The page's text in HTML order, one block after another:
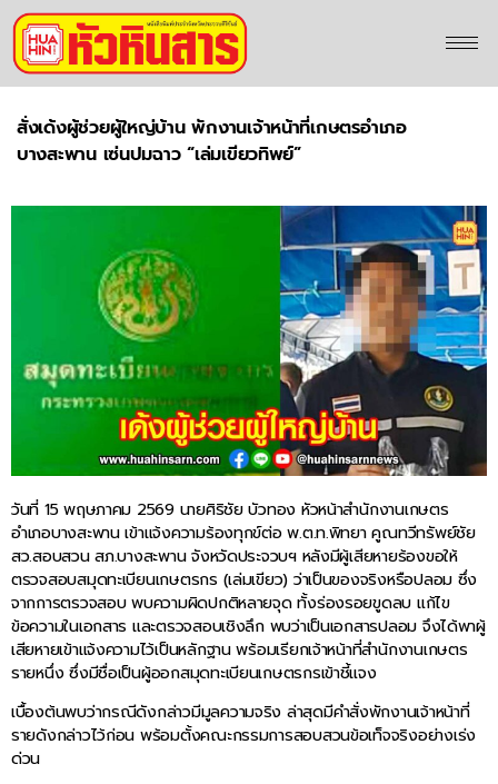
สั่งเด้งผู้ช่วยผู้ใหญ่บ้าน พักงานเจ้าหน้าที่เกษตรอำเภอ
บางสะพาน เซ่นปมฉาว “เล่มเขียวทิพย์”
วันที่ 15 พฤษภาคม 2569 นายศิริชัย บัวทอง หัวหน้าสำนักงานเกษตร
อำเภอบางสะพาน เข้าแจ้งความร้องทุกข์ต่อ พ.ต.ท.พิทยา คูณทวีทรัพย์ชัย
สว.สอบสวน สภ.บางสะพาน จังหวัดประจวบฯ หลังมีผู้เสียหายร้องขอให้
ตรวจสอบสมุดทะเบียนเกษตรกร (เล่มเขียว) ว่าเป็นของจริงหรือปลอม ซึ่ง
จากการตรวจสอบ พบความผิดปกติหลายจุด ทั้งร่องรอยขูดลบ แก้ไข
ข้อความในเอกสาร และตรวจสอบเชิงลึก พบว่าเป็นเอกสารปลอม จึงได้พาผู้
เสียหายเข้าแจ้งความไว้เป็นหลักฐาน พร้อมเรียกเจ้าหน้าที่สำนักงานเกษตร
รายหนึ่ง ซึ่งมีชื่อเป็นผู้ออกสมุดทะเบียนเกษตรกรเข้าชี้แจง
เบื้องต้นพบว่ากรณีดังกล่าวมีมูลความจริง ล่าสุดมีคำสั่งพักงานเจ้าหน้าที่
รายดังกล่าวไว้ก่อน พร้อมตั้งคณะกรรมการสอบสวนข้อเท็จจริงอย่างเร่ง
ด่วน